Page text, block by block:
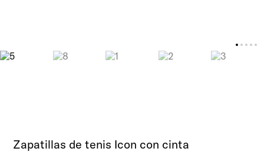
Zapatillas de tenis Icon con cinta